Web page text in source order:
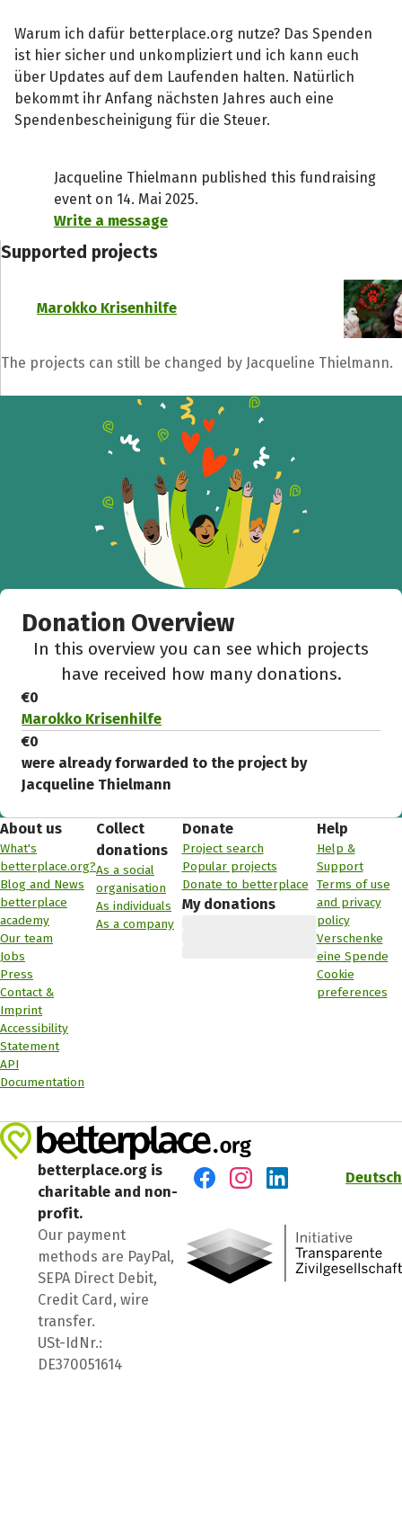
Warum ich dafür betterplace.org nutze? Das Spenden
ist hier sicher und unkompliziert und ich kann euch
über Updates auf dem Laufenden halten. Natürlich
bekommt ihr Anfang nächsten Jahres auch eine
Spendenbescheinigung für die Steuer.
Jacqueline Thielmann published this fundraising
event on 14. Mai 2025.
Write a message
Supported projects
Marokko Krisenhilfe
The projects can still be changed by Jacqueline Thielmann.
Donation Overview
In this overview you can see which projects
have received how many donations.
€0
Marokko Krisenhilfe
€0
were already forwarded to the project by
Jacqueline Thielmann
About us
What's
betterplace.org?
Blog and News
betterplace
academy
Our team
Jobs
Press
Contact &
Imprint
Accessibility
Statement
API
Documentation
Collect
donations
As a social
organisation
As individuals
As a company
Donate
Project search
Popular projects
Donate to betterplace
My donations
Help
Help &
Support
Terms of use
and privacy
policy
Verschenke
eine Spende
Cookie
preferences
betterplace.org is
charitable and non-
profit.
Our payment
methods are PayPal,
SEPA Direct Debit,
Credit Card, wire
transfer.
USt-IdNr.:
DE370051614
Deutsch